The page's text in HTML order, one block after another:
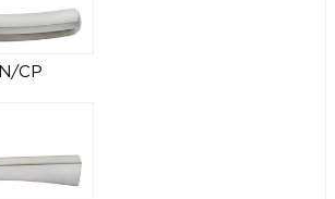
CP